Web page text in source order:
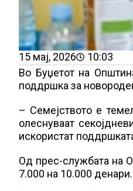
15 мај, 2026
10:03
Во Буџетот на
поддршка за
– Семејството е
олеснуваат
искористат
Од прес-службата на
7.000 на 10.000 денари.